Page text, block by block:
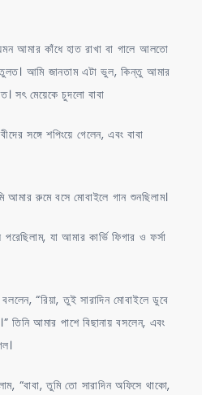
আমার কাঁধে হাত রাখা বা গালে আলতো
আমি জানতাম এটা ভুল, কিন্তু আমার
সৎ মেয়েকে চুদলো বাবা
সঙ্গে শপিংয়ে গেলেন, এবং বাবা
রুমে বসে মোবাইলে গান শুনছিলাম।
যা আমার কার্ভি ফিগার ও ফর্সা
“রিয়া, তুই সারাদিন মোবাইলে ডুবে
তিনি আমার পাশে বিছানায় বসলেন, এবং
“বাবা, তুমি তো সারাদিন অফিসে থাকো,